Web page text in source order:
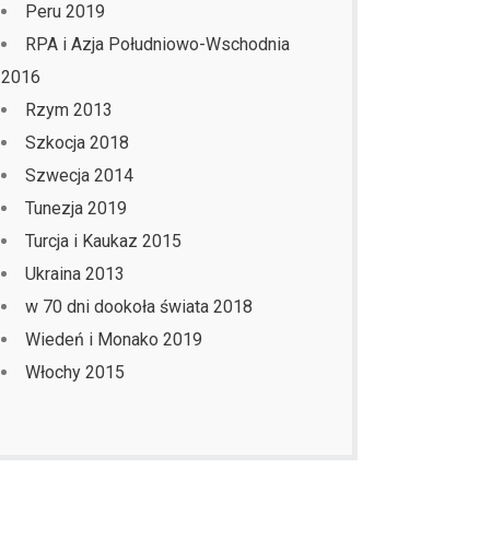
Peru 2019
RPA i Azja Południowo-Wschodnia
2016
Rzym 2013
Szkocja 2018
Szwecja 2014
Tunezja 2019
Turcja i Kaukaz 2015
Ukraina 2013
w 70 dni dookoła świata 2018
Wiedeń i Monako 2019
Włochy 2015